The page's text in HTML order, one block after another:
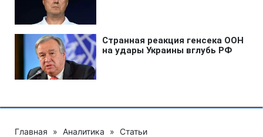
Главная » Аналитика » Статьи